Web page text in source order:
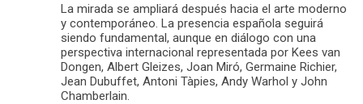
La mirada se ampliará después hacia el arte moderno
y contemporáneo. La presencia española seguirá
siendo fundamental, aunque en diálogo con una
perspectiva internacional representada por Kees van
Dongen, Albert Gleizes, Joan Miró, Germaine Richier,
Jean Dubuffet, Antoni Tàpies, Andy Warhol y John
Chamberlain.